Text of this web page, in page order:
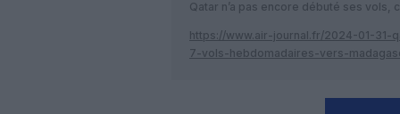
Qatar n’a pas encore débuté ses vols,
https://www.air-journal.fr/2024-01-
7-vols-hebdomadaires-vers-